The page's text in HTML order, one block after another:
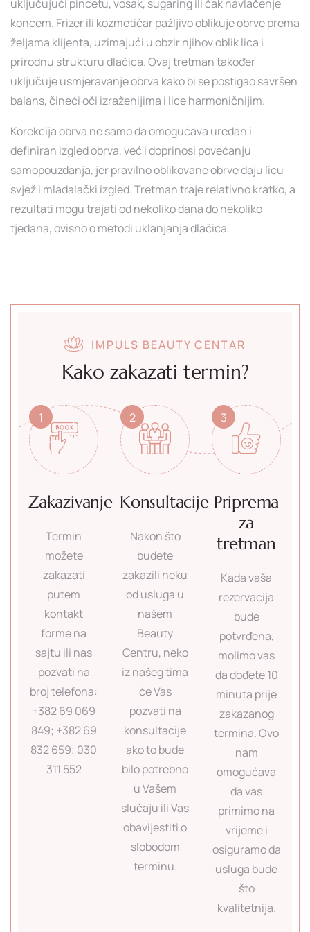
uključujući pincetu, vosak, sugaring ili čak navlačenje
koncem. Frizer ili kozmetičar pažljivo oblikuje obrve prema
željama klijenta, uzimajući u obzir njihov oblik lica i
prirodnu strukturu dlačica. Ovaj tretman također
uključuje usmjeravanje obrva kako bi se postigao savršen
balans, čineći oči izraženijima i lice harmoničnijim.
Korekcija obrva ne samo da omogućava uredan i
definiran izgled obrva, već i doprinosi povećanju
samopouzdanja, jer pravilno oblikovane obrve daju licu
svjež i mladalački izgled. Tretman traje relativno kratko, a
rezultati mogu trajati od nekoliko dana do nekoliko
tjedana, ovisno o metodi uklanjanja dlačica.
IMPULS BEAUTY CENTAR
Kako zakazati termin?
1
Zakazivanje
Termin
možete
zakazati
putem
kontakt
forme na
sajtu ili nas
pozvati na
broj telefona:
+382 69 069
849; +382 69
832 659; 030
311 552
2
Konsultacije
Nakon što
budete
zakazili neku
od usluga u
našem
Beauty
Centru, neko
iz našeg tima
će Vas
pozvati na
konsultacije
ako to bude
bilo potrebno
u Vašem
slučaju ili Vas
obavijestiti o
slobodom
terminu.
3
Priprema
za
tretman
Kada vaša
rezervacija
bude
potvrđena,
molimo vas
da dođete 10
minuta prije
zakazanog
termina. Ovo
nam
omogućava
da vas
primimo na
vrijeme i
osiguramo da
usluga bude
što
kvalitetnija.